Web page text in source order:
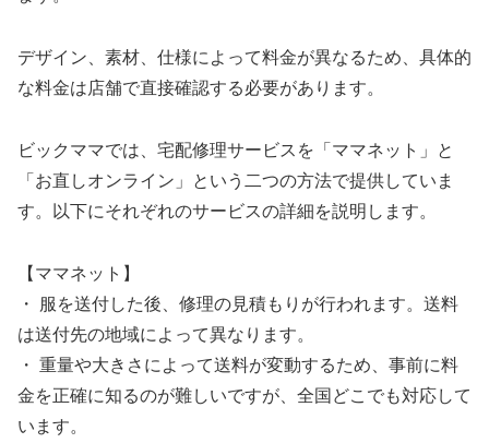
デザイン、素材、仕様によって料金が異なるため、具体的
な料金は店舗で直接確認する必要があります。
ビックママでは、宅配修理サービスを「ママネット」と
「お直しオンライン」という二つの方法で提供していま
す。以下にそれぞれのサービスの詳細を説明します。
【ママネット】
・ 服を送付した後、修理の見積もりが行われます。送料
は送付先の地域によって異なります。
・ 重量や大きさによって送料が変動するため、事前に料
金を正確に知るのが難しいですが、全国どこでも対応して
います。